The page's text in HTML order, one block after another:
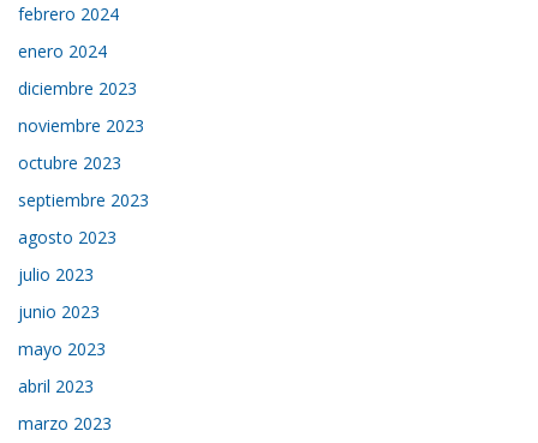
febrero 2024
enero 2024
diciembre 2023
noviembre 2023
octubre 2023
septiembre 2023
agosto 2023
julio 2023
junio 2023
mayo 2023
abril 2023
marzo 2023